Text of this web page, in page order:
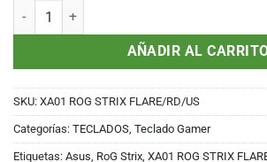
Teclado Gamer Asus XA01 ROG Strix
AÑADIR AL
SKU: XA01 ROG STRIX FLARE/RD/US
Categorías: TECLADOS, Teclado Gamer
Etiquetas: Asus, RoG Strix, XA01 ROG STRIX